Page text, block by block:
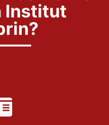
penulisan buku pendidikan,
Institut